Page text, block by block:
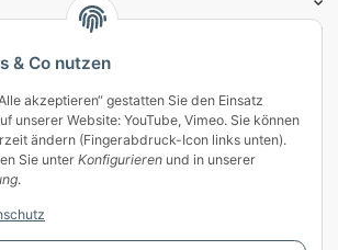
& Co nutzen
akzeptieren“ gestatten Sie den Einsatz
unserer Website: YouTube, Vimeo. Sie können
ändern (Fingerabdruck-Icon links unten).
Sie unter Konfigurieren und in unserer
.